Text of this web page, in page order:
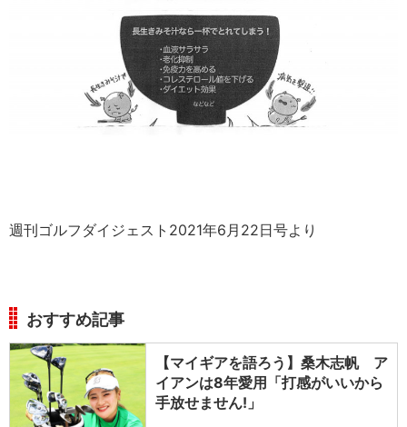
週刊ゴルフダイジェスト2021年6月22日号より
おすすめ記事
【マイギアを語ろう】桑木志帆 ア
イアンは8年愛用「打感がいいから
手放せません!」